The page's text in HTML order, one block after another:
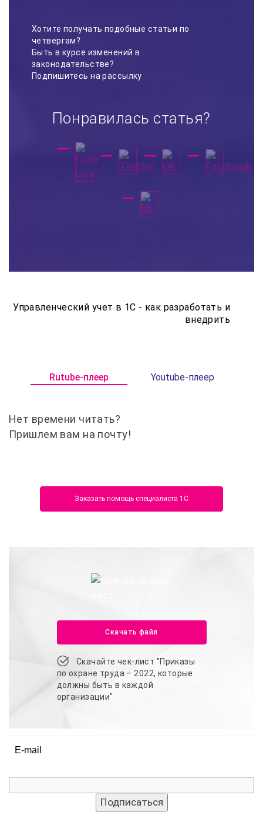
Понравилась статья?
Хотите получать подобные статьи по
четвергам?
Быть в курсе изменений в
законодательстве?
Подпишитесь на рассылку
Управленческий учет в 1С - как разработать и
внедрить
Rutube-плеер Youtube-плеер
Нет времени читать?
Пришлем вам на почту!
Заказать помощь специалиста 1С
Скачать файл
Скачайте чек-лист "Приказы
по охране труда – 2022, которые
должны быть в каждой
организации"